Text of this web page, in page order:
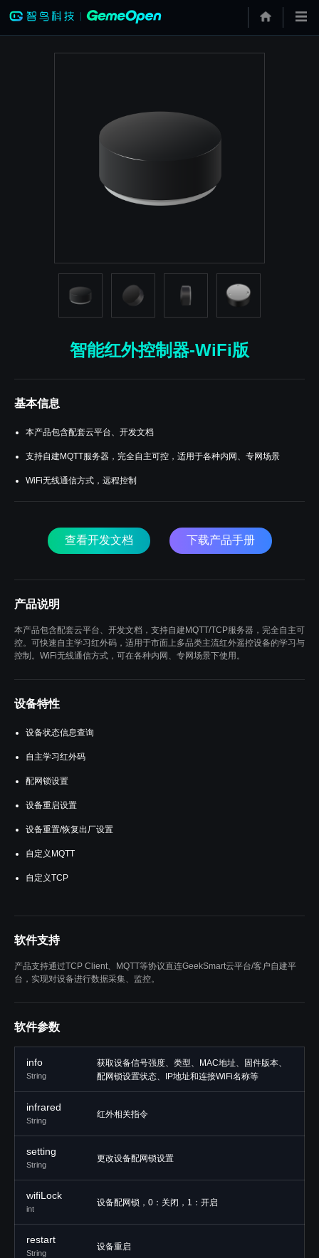
智能红外控制器-WiFi版
基本信息
本产品包含配套云平台、开发文档
支持自建MQTT服务器，完全自主可控，适用于各种内网、专网场景
WiFi无线通信方式，远程控制
查看开发文档 下载产品手册
产品说明
本产品包含配套云平台、开发文档，支持自建MQTT/TCP服务器，完全自主可
控。可快速自主学习红外码，适用于市面上多品类主流红外遥控设备的学习与
控制。WiFi无线通信方式，可在各种内网、专网场景下使用。
设备特性
设备状态信息查询
自主学习红外码
配网锁设置
设备重启设置
设备重置/恢复出厂设置
自定义MQTT
自定义TCP
软件支持
产品支持通过TCP Client、MQTT等协议直连GeekSmart云平台/客户自建平
台，实现对设备进行数据采集、监控。
软件参数
info
String
获取设备信号强度、类型、MAC地址、固件版本、
配网锁设置状态、IP地址和连接WiFi名称等
infrared
String
红外相关指令
setting
String
更改设备配网锁设置
wifiLock
int
设备配网锁，0：关闭，1：开启
restart
String
设备重启